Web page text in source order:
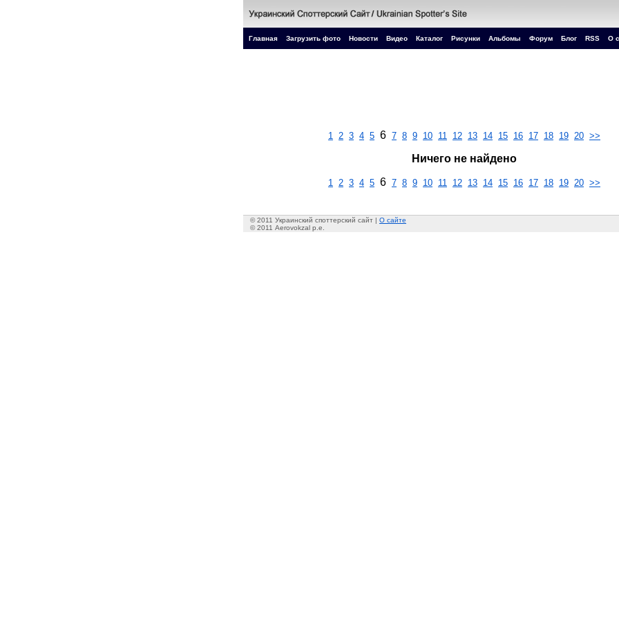
Главная Загрузить фото Новости Видео Каталог Рисунки Альбомы Форум Блог RSS О
1 2 3 4 5 6 7 8 9 10 11 12 13 14 15 16 17 18 19 20 >>
Ничего не найдено
1 2 3 4 5 6 7 8 9 10 11 12 13 14 15 16 17 18 19 20 >>
© 2011 Украинский споттерский сайт | О сайте
© 2011 Aerovokzal p.e.